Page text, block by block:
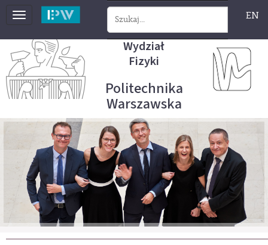
Toggle
EN
Wydział
Fizyki
Politechnika
Warszawska